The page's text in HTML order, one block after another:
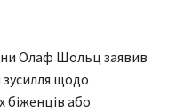
Олаф Шольц заявив
зусилля щодо
біженців або